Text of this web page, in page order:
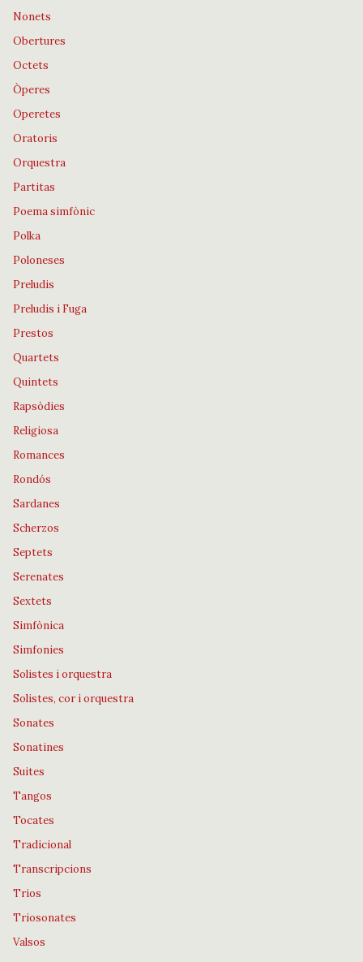
Nonets
Obertures
Octets
Òperes
Operetes
Oratoris
Orquestra
Partitas
Poema simfònic
Polka
Poloneses
Preludis
Preludis i Fuga
Prestos
Quartets
Quintets
Rapsòdies
Religiosa
Romances
Rondós
Sardanes
Scherzos
Septets
Serenates
Sextets
Simfònica
Simfonies
Solistes i orquestra
Solistes, cor i orquestra
Sonates
Sonatines
Suites
Tangos
Tocates
Tradicional
Transcripcions
Trios
Triosonates
Valsos